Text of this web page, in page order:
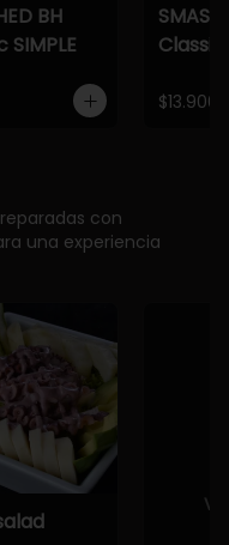
BH
SIMPLE
Classic
$13.900
con
una experiencia